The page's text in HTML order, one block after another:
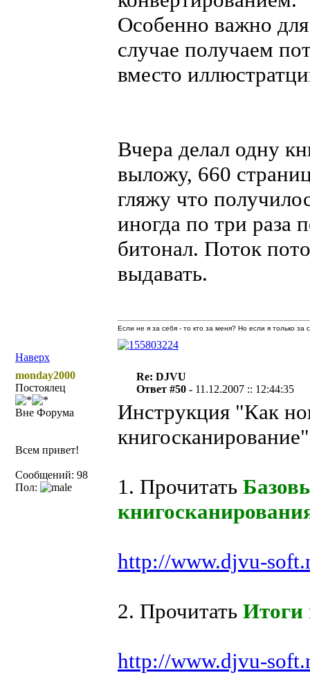
Особенно важно
случае получаем
вместо
Вчера делал одну
выложу, 660
гляжу что
иногда по три раза
битонал. Поток
выдавать.
Наверх
Если не я за себя - то кто за меня? Но если я только
monday2000
Постоялец
Вне Форума
Всем привет!
Сообщений: 98
Пол:
Re: DJVU
Ответ #50 - 11.12.2007 :: 12:44:35
Инструкция "Как
1. Прочитать
http://www.djvu-
2. Прочитать Итоги
http://www.djvu-